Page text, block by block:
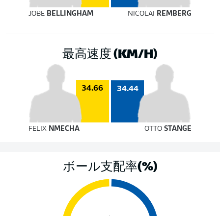
JOBE BELLINGHAM NICOLAI REMBERG
最高速度 (KM/H)
34.66 34.44
FELIX NMECHA OTTOSTANGE
ボール支配率(%)